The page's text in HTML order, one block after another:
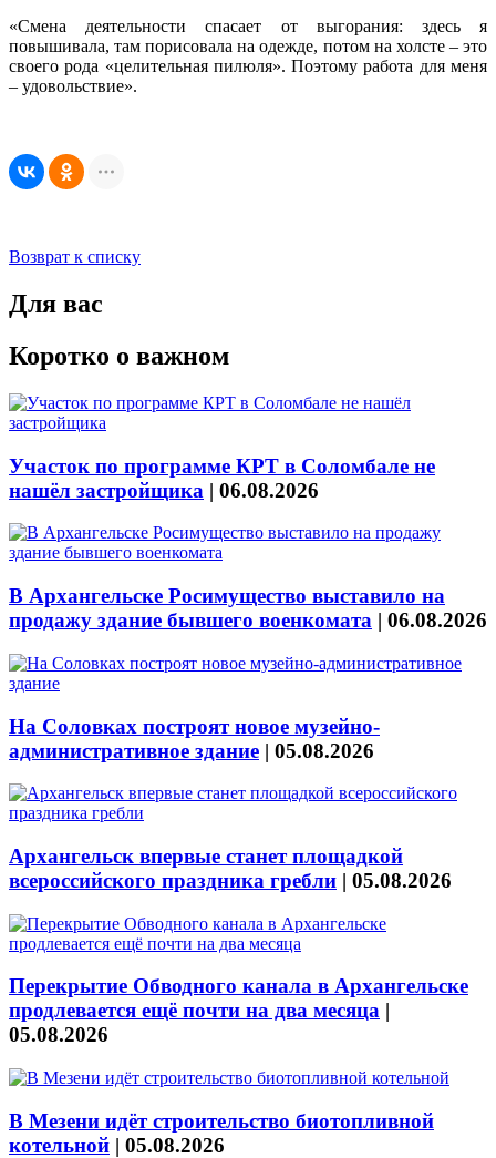
«Смена деятельности спасает от выгорания: здесь я
повышивала, там порисовала на одежде, потом на холсте – это
своего рода «целительная пилюля». Поэтому работа для меня
– удовольствие».
Возврат к списку
Для вас
Коротко о важном
Участок по программе КРТ в Соломбале не
нашёл застройщика | 06.08.2026
В Архангельске Росимущество выставило на
продажу здание бывшего военкомата | 06.08.2026
На Соловках построят новое музейно-
административное здание | 05.08.2026
Архангельск впервые станет площадкой
всероссийского праздника гребли | 05.08.2026
Перекрытие Обводного канала в Архангельске
продлевается ещё почти на два месяца |
05.08.2026
В Мезени идёт строительство биотопливной
котельной | 05.08.2026